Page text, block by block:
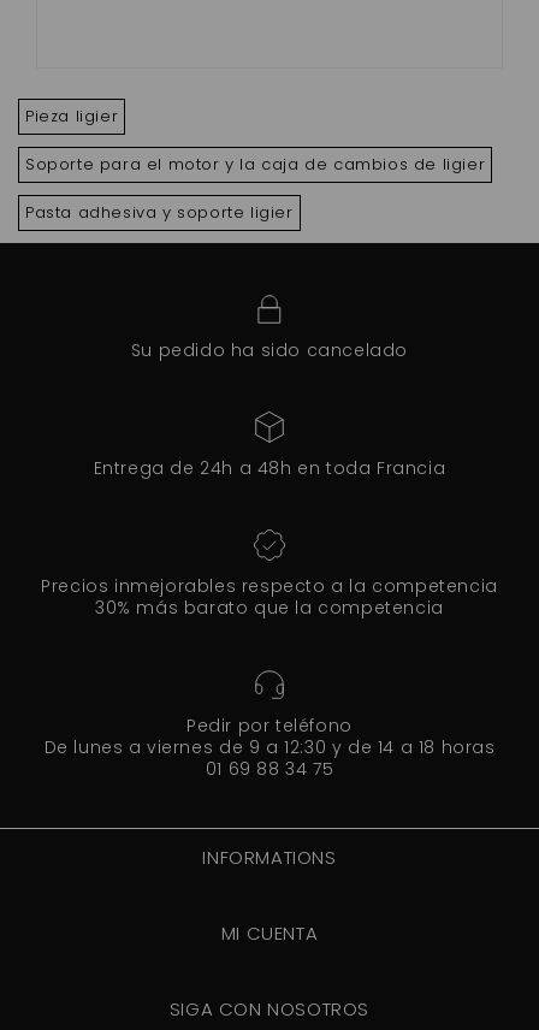
Pieza ligier
Soporte para el motor y la caja de cambios de ligier
Pasta adhesiva y soporte ligier
Su pedido ha sido cancelado
Entrega de 24h a 48h en toda Francia
Precios inmejorables respecto a la competencia
30% más barato que la competencia
Pedir por teléfono
De lunes a viernes de 9 a 12:30 y de 14 a 18 horas
01 69 88 34 75
INFORMATIONS
MI CUENTA
SIGA CON NOSOTROS